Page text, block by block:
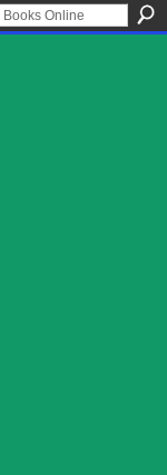
please contact:-